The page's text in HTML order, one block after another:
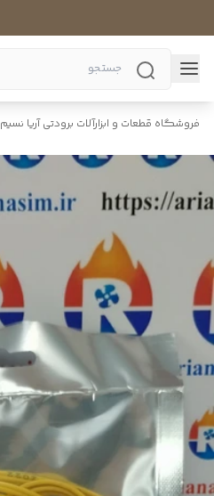
فروشگاه قطعات و ابزارآلات برودتی آریا نسیم